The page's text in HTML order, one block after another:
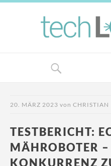
20. MÄRZ 2023 von CHRISTIAN
TESTBERICHT:
MÄHROBOTER
KONKURRENZ